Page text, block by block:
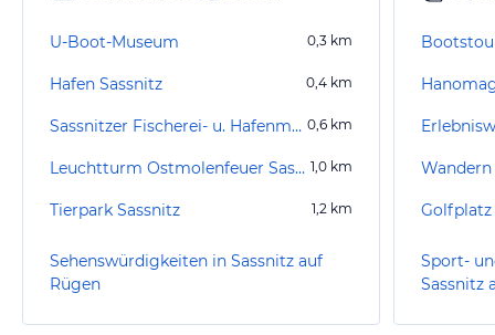
U-Boot-Museum 0,3 km
Hafen Sassnitz 0,4 km
Sassnitzer Fischerei- u. Hafenmuseum 0,6 km
Leuchtturm Ostmolenfeuer Sassnitz 1,0 km
Tierpark Sassnitz 1,2 km
Sehenswürdigkeiten in Sassnitz auf
Rügen
Golfplatz
Sport-
Sassnitz